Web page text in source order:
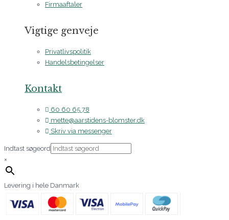
Firmaaftaler
Vigtige genveje
Privatlivspolitik
Handelsbetingelser
Kontakt
60 60 65 78
mette@aarstidens-blomster.dk
Skriv via messenger
Indtast søgeord
×
Levering i hele Danmark